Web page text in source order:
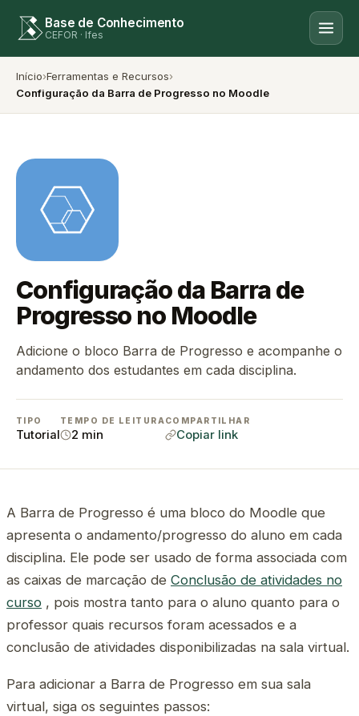
Base de Conhecimento
CEFOR · Ifes
Início›Ferramentas e Recursos›
Configuração da Barra de Progresso no Moodle
Configuração da Barra de
Progresso no Moodle
Adicione o bloco Barra de Progresso e acompanhe o
andamento dos estudantes em cada disciplina.
TIPO
Tutorial
TEMPO DE LEITURA
2 min
COMPARTILHAR
Copiar link
A Barra de Progresso é uma bloco do Moodle que
apresenta o andamento/progresso do aluno em cada
disciplina. Ele pode ser usado de forma associada com
as caixas de marcação de Conclusão de atividades no
curso , pois mostra tanto para o aluno quanto para o
professor quais recursos foram acessados e a
conclusão de atividades disponibilizadas na sala virtual.
Para adicionar a Barra de Progresso em sua sala
virtual, siga os seguintes passos: